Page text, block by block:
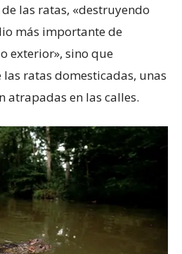
las ratas, «destruyendo
más importante de
exterior», sino que
ratas domesticadas, unas
atrapadas en las calles.